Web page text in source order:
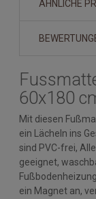
ÄHNLICHE
60x180
Mit diesen
ein Lächeln ins
sind PVC-frei,
geeignet,
ein Magnet an,